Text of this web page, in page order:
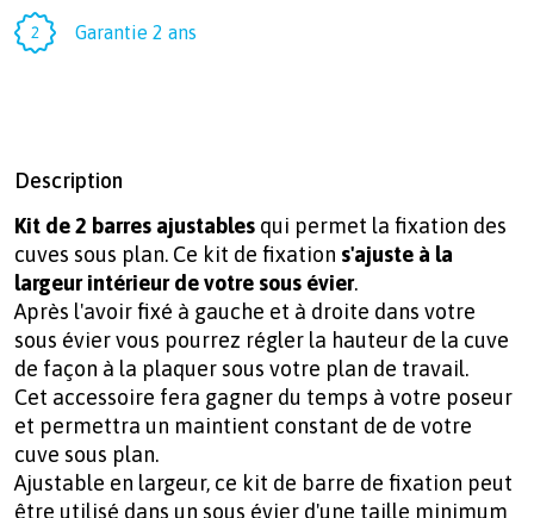
Garantie 2 ans
Description
Kit de 2 barres ajustables qui permet la fixation des
cuves sous plan. Ce kit de fixation s'ajuste à la
largeur intérieur de votre sous évier.
Après l'avoir fixé à gauche et à droite dans votre
sous évier vous pourrez régler la hauteur de la cuve
de façon à la plaquer sous votre plan de travail.
Cet accessoire fera gagner du temps à votre poseur
et permettra un maintient constant de de votre
cuve sous plan.
Ajustable en largeur, ce kit de barre de fixation peut
être utilisé dans un sous évier d'une taille minimum